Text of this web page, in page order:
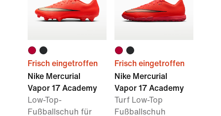
Frisch eingetroffen
Nike Mercurial
Vapor 17 Academy
Low-Top-
Fußballschuh für
Frisch eingetroffen
Nike Mercurial
Vapor 17 Academy
Turf Low-Top
Fußballschuh